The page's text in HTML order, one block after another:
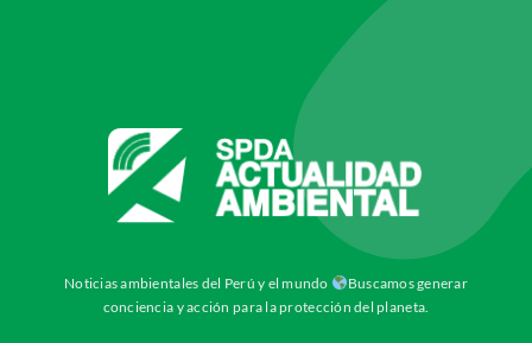
Noticias ambientales del Perú y el mundo
Buscamos generar
conciencia y acción para la protección del planeta.